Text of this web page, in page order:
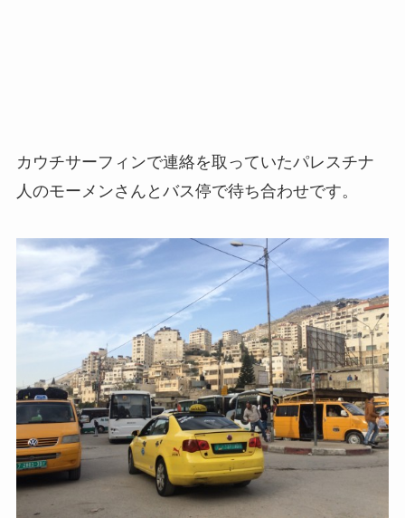
カウチサーフィンで連絡を取っていたパレスチナ
人のモーメンさんとバス停で待ち合わせです。